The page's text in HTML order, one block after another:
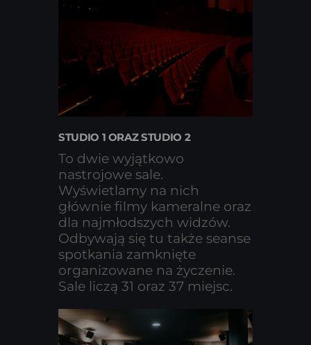
STUDIO 1 ORAZ STUDIO 2
To dwie wyjątkowo
nastrojowe sale.
Wyświetlamy na nich
głównie filmy kameralne oraz
dla najmłodszych widzów.
Odbywają się tu także seanse
spotkania zamknięte
organizowane na życzenie.
Sale liczą 31 oraz 37 miejsc.